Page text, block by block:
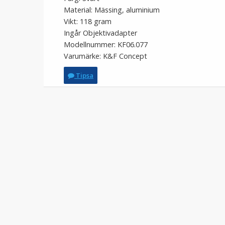
Material: Mässing, aluminium
Vikt: 118 gram
Ingår Objektivadapter
Modellnummer: KF06.077
Varumärke: K&F Concept
Tipsa